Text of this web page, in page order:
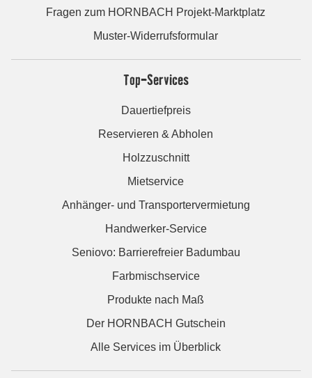
Fragen zum HORNBACH Projekt-Marktplatz
Muster-Widerrufsformular
Top-Services
Dauertiefpreis
Reservieren & Abholen
Holzzuschnitt
Mietservice
Anhänger- und Transportervermietung
Handwerker-Service
Seniovo: Barrierefreier Badumbau
Farbmischservice
Produkte nach Maß
Der HORNBACH Gutschein
Alle Services im Überblick